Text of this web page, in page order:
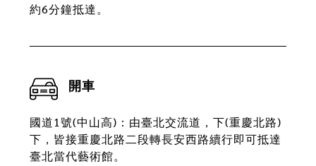
約6分鐘抵達。
開車
國道1號(中山高)：由臺北交流道，下(重慶北路)
下，皆接重慶北路二段轉長安西路續行即可抵達
臺北當代藝術館。